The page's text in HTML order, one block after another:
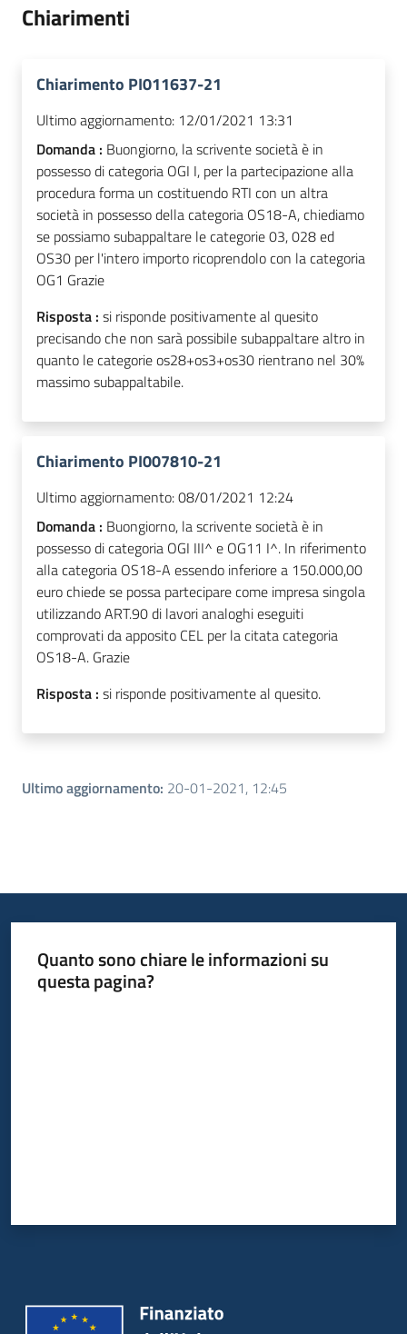
Chiarimenti
Chiarimento PI011637-21
Ultimo aggiornamento: 12/01/2021 13:31
Domanda : Buongiorno, la scrivente società è in
possesso di categoria OGI I, per la partecipazione alla
procedura forma un costituendo RTI con un altra
società in possesso della categoria OS18-A, chiediamo
se possiamo subappaltare le categorie 03, 028 ed
OS30 per l'intero importo ricoprendolo con la categoria
OG1 Grazie
Risposta : si risponde positivamente al quesito
precisando che non sarà possibile subappaltare altro in
quanto le categorie os28+os3+os30 rientrano nel 30%
massimo subappaltabile.
Chiarimento PI007810-21
Ultimo aggiornamento:08/01/2021 12:24
Domanda : Buongiorno, la scrivente società è in
possesso di categoria OGI III^ e OG11 I^. In riferimento
alla categoria OS18-A essendo inferiore a 150.000,00
euro chiede se possa partecipare come impresa singola
utilizzando ART.90 di lavori analoghi eseguiti
comprovati da apposito CEL per la citata categoria
OS18-A. Grazie
Risposta : si risponde positivamente al quesito.
Ultimo aggiornamento: 20-01-2021, 12:45
Quanto sono chiare le informazioni su
questa pagina?